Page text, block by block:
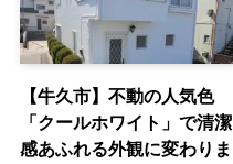
【牛久市】不動の人気色
「クールホワイト」で清潔
感あふれる外観に変わりま